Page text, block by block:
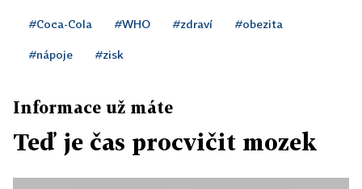
#Coca-Cola #WHO #zdraví #obezita
#nápoje #zisk
Informace už máte
Teď je čas procvičit mozek